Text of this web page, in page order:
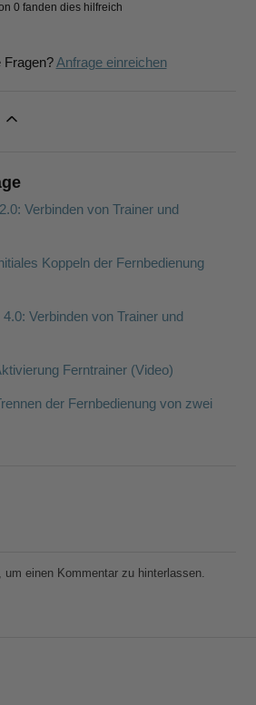
0 fanden dies hilfreich
Fragen?Anfrage einreichen
Verbinden von Trainer und
Koppeln der Fernbedienung
Verbinden von Trainer und
Ferntrainer (Video)
der Fernbedienung von zwei
, um einen Kommentar zu hinterlassen.